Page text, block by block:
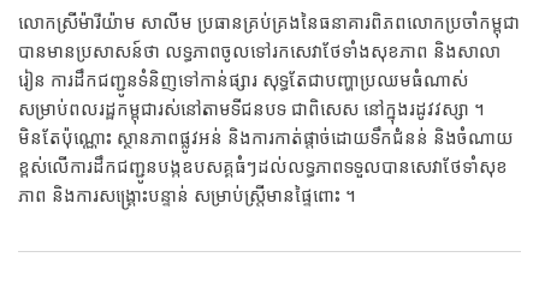
លោកស្រីម៉ារីយ៉ាម សាលីម ប្រធាន​គ្រប់គ្រង​នៃធនាគារ​ពិភពលោក​ប្រចាំកម្ពុជា
បានមានប្រសាសន៍ថា លទ្ធភាព​ចូលទៅរក​សេវា​ថែទាំង​សុខភាព និងសាលា​
រៀន ការ​ដឹកជញ្ជូនទំនិញទៅកាន់​ផ្សារ សុទ្ធតែជា​បញ្ហា​ប្រឈម​ធំណាស់
សម្រាប់ពលរដ្ឋ​កម្ពុជារស់នៅ​តាមទីជន​បទ ជាពិសេស​ នៅក្នុង​រដូវ​វស្សា​ ។
មិនតែប៉ុណ្ណោះ ស្ថានភាពផ្លូវអន់ និងការកាត់ផ្ដាច់​ដោយទឹកជំនន់​ និង​ចំណាយ
ខ្ពស់លើការ​ដឹកជញ្ជូន​បង្ក​ឧបសគ្គធំៗ​ដល់លទ្ធភាព​ទទួល​បានសេវាថែទាំសុខ
ភាព និ​ងការ​សង្គ្រោះ​បន្ទាន់ សម្រាប់ស្ត្រី​មានផ្ទៃពោះ ។